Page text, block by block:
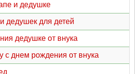
и дедушке
дедушек для детей
дедушке от внука
с днем рождения от внука